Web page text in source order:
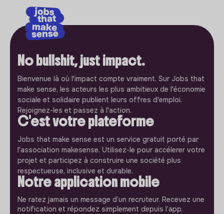
No bullshit, just impact.
Bienvenue là où l'impact compte vraiment. Sur Jobs that
make sense, les acteurs les plus ambitieux de l'économie
sociale et solidaire publient leurs offres d'emploi.
Rejoignez-les et passez à l'action.
C'est votre plateforme
Jobs that make sense est un service gratuit porté par
l'association makesense. Utilisez-le pour accélerer votre
projet et participez à construire une société plus
respectueuse, inclusive et durable.
Notre application mobile
Ne ratez jamais un message d’un recruteur. Recevez une
notification et répondez simplement depuis l’app.